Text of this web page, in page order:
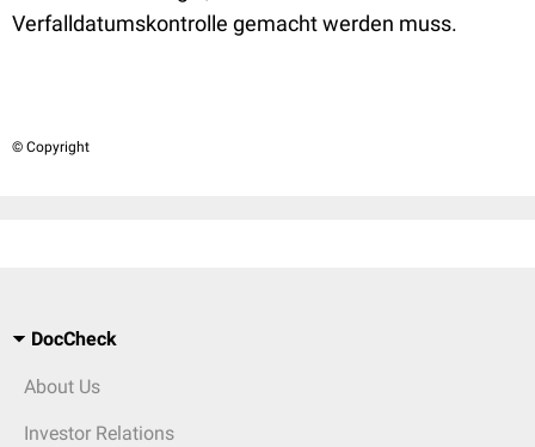
Verfalldatumskontrolle gemacht werden muss.
© Copyright
DocCheck
About Us
Investor Relations